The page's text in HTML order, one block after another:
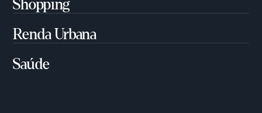
Shopping
Renda Urbana
Saúde